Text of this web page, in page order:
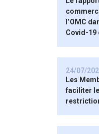
l’OMC
Covid-19
24/07/
Les
faciliter